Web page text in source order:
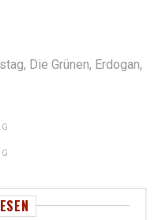
, Die Grünen, Erdogan,